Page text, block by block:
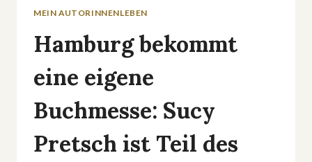
MEIN AUTORINNENLEBEN
Hamburg bekommt
eine eigene
Buchmesse: Sucy
Pretsch ist Teil des